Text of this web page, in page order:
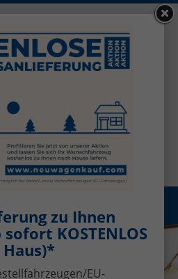
Registrieren
zu Ihnen
KOSTENLOS
EU-